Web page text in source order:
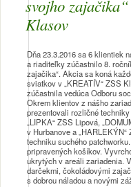
svojho
Klasov
Dňa 23.3.2016 sa 6 klientiek
a riaditeľky zúčastnilo 8.
zajačika“. Akcia sa koná
sviatkov v „KREATÍV“ ZSS
zúčastnila vedúca Odboru
Okrem klientov z nášho
prezentovali rozličné
„LIPKA“ ZSS Lipová,
v Hurbanove a
techniku suchého
pripravených košíkov.
ukrytých v areáli zariadenia.
darčekmi, čokoládovými
s dobrou náladou a novými